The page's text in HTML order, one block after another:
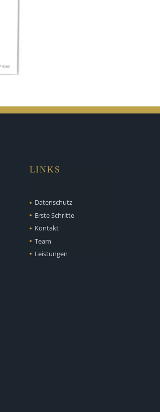
LINKS
Datenschutz
Erste Schritte
Kontakt
Team
Leistungen